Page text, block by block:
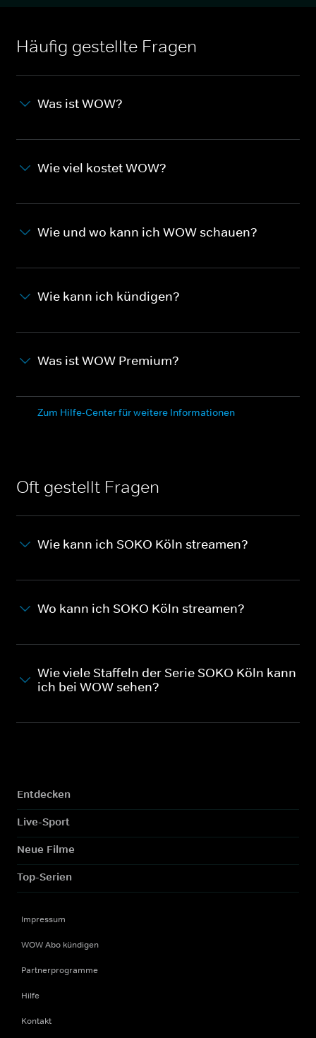
Häufig gestellte Fragen
Was ist WOW?
Wie viel kostet WOW?
Wie und wo kann ich WOW schauen?
Wie kann ich kündigen?
Was ist WOW Premium?
Zum Hilfe-Center für weitere Informationen
Oft gestellt Fragen
Wie kann ich SOKO Köln streamen?
Wo kann ich SOKO Köln streamen?
Wie viele Staffeln der Serie SOKO Köln kann
ich bei WOW sehen?
Entdecken
Live-Sport
Neue Filme
Top-Serien
Impressum
WOW Abo kündigen
Partnerprogramme
Hilfe
Kontakt